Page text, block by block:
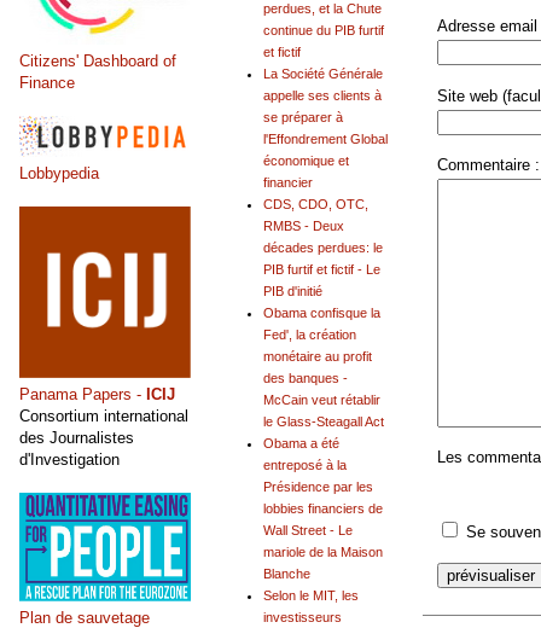
Adresse email
Site web
Commentaire :
Les
Se
perdues, et la Chute
continue du PIB furtif
et fictif
La Société Générale
appelle ses clients à
se préparer à
l'Effondrement Global
économique et
financier
CDS, CDO, OTC,
RMBS - Deux
décades perdues: le
PIB furtif et fictif - Le
PIB d'initié
Obama confisque la
Fed', la création
monétaire au profit
des banques -
McCain veut rétablir
le Glass-Steagall Act
Obama a été
entreposé à la
Présidence par les
lobbies financiers de
Wall Street - Le
mariole de la Maison
Blanche
Selon le MIT, les
investisseurs
Citizens' Dashboard of
Finance
Lobbypedia
Panama Papers - ICIJ
Consortium international
des Journalistes
d'Investigation
Plan de sauvetage